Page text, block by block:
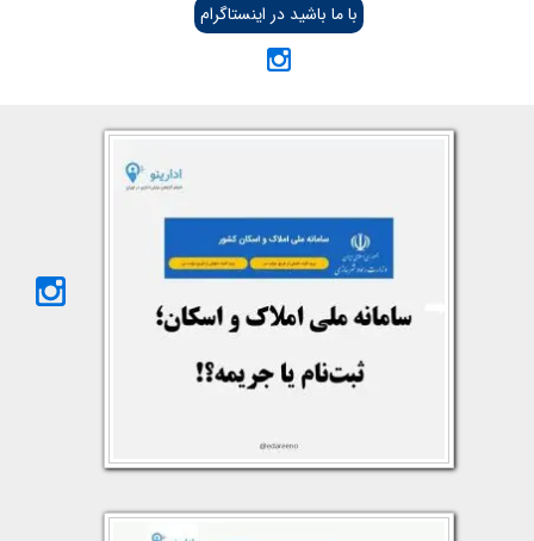
با ما باشید در اینستاگرام